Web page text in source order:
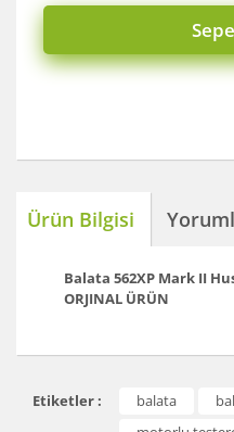
Ürün Bilgisi
Balata 562XP Mark II
ORJINAL ÜRÜN
diğer konularda yetersiz
formunu kullanarak
Etiketler : balata